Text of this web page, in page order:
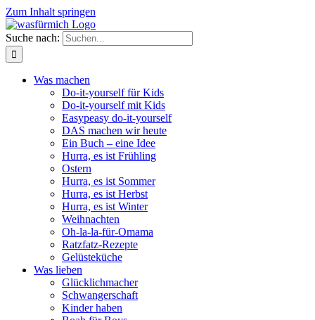
Zum Inhalt springen
Suche nach:
Was machen
Do-it-yourself für Kids
Do-it-yourself mit Kids
Easypeasy do-it-yourself
DAS machen wir heute
Ein Buch – eine Idee
Hurra, es ist Frühling
Ostern
Hurra, es ist Sommer
Hurra, es ist Herbst
Hurra, es ist Winter
Weihnachten
Oh-la-la-für-Omama
Ratzfatz-Rezepte
Gelüsteküche
Was lieben
Glücklichmacher
Schwangerschaft
Kinder haben